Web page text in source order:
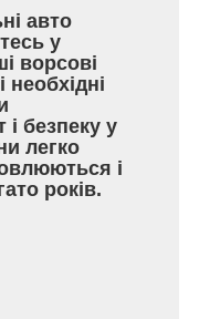
авто
у
ворсові
безпеку у
легко
і
років.